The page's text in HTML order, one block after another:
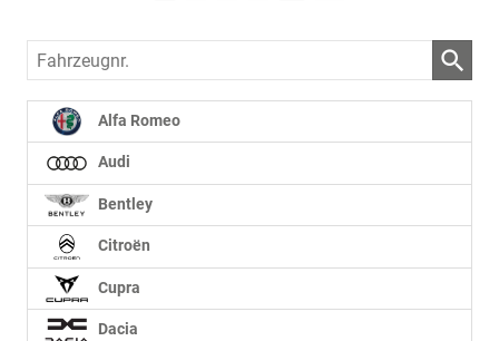
Fahrzeugnr.
Alfa Romeo
Audi
Bentley
Citroën
Cupra
Dacia